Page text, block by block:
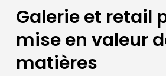
Galerie et retail
mise en valeur
matières